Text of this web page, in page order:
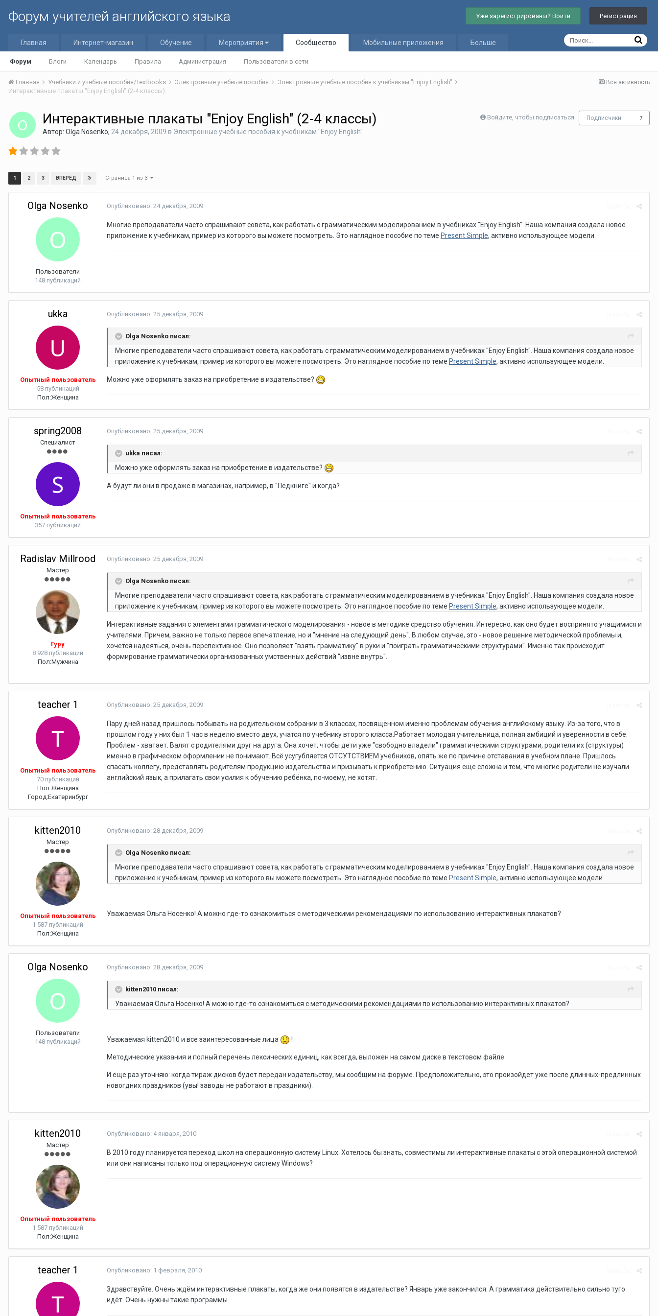
Форум учителей английского языка Уже зарегистрированы? Войти Регистрация
Главная Интернет-магазин Обучение Мероприятия Сообщество
Форум Блоги Календарь Правила Администрация Пользователи в сети
Мобильные приложения Больше
Вся активность
Главная Учебники и учебные пособия/Textbooks Электронные учебные пособия
Электронные учебные пособия к учебникам "Enjoy English"
Интерактивные плакаты "Enjoy English" (2-4 классы)
Войдите, чтобы подписаться Подписчики 7
Интерактивные плакаты "Enjoy English" (2-4 классы)
Автор: Olga Nosenko, 24 декабря, 2009 в Электронные учебные пособия к учебникам "Enjoy English"
1 2 3 ВПЕРЁД Страница 1 из 3
Olga Nosenko
Пользователи
148 публикаций
Опубликовано: 24 декабря, 2009
Многие преподаватели часто спрашивают совета, как работать с грамматическим моделированием в учебниках "Enjoy English". Наша компания создала новое
приложение к учебникам, пример из которого вы можете посмотреть. Это наглядное пособие по теме Present Simple, активно использующее модели.
ukka
Опытный пользователь
58 публикаций
Пол:Женщина
Опубликовано: 25 декабря, 2009
Olga Nosenko писал:
Многие преподаватели часто спрашивают совета, как работать с грамматическим моделированием в учебниках "Enjoy English". Наша компания создала новое
приложение к учебникам, пример из которого вы можете посмотреть. Это наглядное пособие по теме Present Simple, активно использующее модели.
Можно уже оформлять заказ на приобретение в издательстве?
spring2008
Специалист
Опытный пользователь
357 публикаций
Опубликовано: 25 декабря, 2009
ukka писал:
Можно уже оформлять заказ на приобретение в издательстве?
А будут ли они в продаже в магазинах, например, в "Педкниге" и когда?
Radislav Millrood
Мастер
Гуру
8 928 публикаций
Пол:Мужчина
Опубликовано: 25 декабря, 2009
Olga Nosenko писал:
Многие преподаватели часто спрашивают совета, как работать с грамматическим моделированием в учебниках "Enjoy English". Наша компания создала новое
приложение к учебникам, пример из которого вы можете посмотреть. Это наглядное пособие по теме Present Simple, активно использующее модели.
Интерактивные задания с элементами грамматического моделирования - новое в методике средство обучения. Интересно, как оно будет воспринято учащимися и
учителями. Причем, важно не только первое впечатление, но и "мнение на следующий день". В любом случае, это - новое решение методической проблемы и,
хочется надеяться, очень перспективное. Оно позволяет "взять грамматику" в руки и "поиграть грамматическими структурами". Именно так происходит
формирование грамматически организованных умственных действий "извне внутрь".
teacher 1
Опытный пользователь
70 публикаций
Пол:Женщина
Город:Екатеринбург
Опубликовано: 25 декабря, 2009
Пару дней назад пришлось побывать на родительском собрании в 3 классах, посвящённом именно проблемам обучения английскому языку. Из-за того, что в
прошлом году у них был 1 час в неделю вместо двух, учатся по учебнику второго класса.Работает молодая учительница, полная амбиций и уверенности в себе.
Проблем - хватает. Валят с родителями друг на друга. Она хочет, чтобы дети уже "свободно владели" грамматическими структурами, родители их (структуры)
именно в графическом оформлении не понимают. Всё усугубляется ОТСУТСТВИЕМ учебников, опять же по причине отставания в учебном плане. Пришлось
спасать коллегу, представлять родителям продукцию издательства и призывать к приобретению. Ситуация ещё сложна и тем, что многие родители не изучали
английский язык, а прилагать свои усилия к обучению ребёнка, по-моему, не хотят.
kitten2010
Мастер
Опытный пользователь
1 587 публикаций
Пол:Женщина
Опубликовано: 28 декабря, 2009
Olga Nosenko писал:
Многие преподаватели часто спрашивают совета, как работать с грамматическим моделированием в учебниках "Enjoy English". Наша компания создала новое
приложение к учебникам, пример из которого вы можете посмотреть. Это наглядное пособие по теме Present Simple, активно использующее модели.
Уважаемая Ольга Носенко! А можно где-то ознакомиться с методическими рекомендациями по использованию интерактивных плакатов?
Olga Nosenko
Пользователи
148 публикаций
Опубликовано: 28 декабря, 2009
kitten2010 писал:
Уважаемая Ольга Носенко! А можно где-то ознакомиться с методическими рекомендациями по использованию интерактивных плакатов?
Уважаемая kitten2010 и все заинтересованные лица !
Методические указания и полный перечень лексических единиц, как всегда, выложен на самом диске в текстовом файле.
И еще раз уточняю: когда тираж дисков будет передан издательству, мы сообщим на форуме. Предположительно, это произойдет уже после длинных-предлинных
новогдних праздников (увы! заводы не работают в праздники).
kitten2010
Мастер
Опытный пользователь
1 587 публикаций
Пол:Женщина
Опубликовано: 4 января, 2010
В 2010 году планируется переход школ на операционную систему Linux. Хотелось бы знать, совместимы ли интерактивные плакаты с этой операционной системой
или они написаны только под операционную систему Windows?
teacher 1 Опубликовано: 1 февраля, 2010
Здравствуйте. Очень ждём интерактивные плакаты, когда же они появятся в издательстве? Январь уже закончился. А грамматика действительно сильно туго
идёт. Очень нужны такие программы.